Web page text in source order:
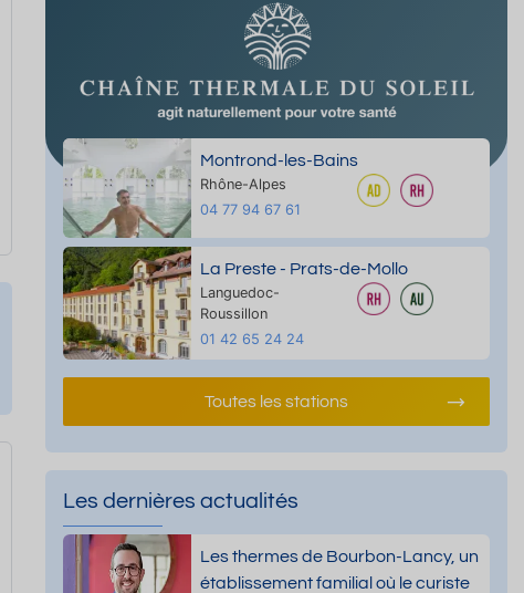
Montrond-les-Bains
Rhône-Alpes
04 77 94 67 61
La Preste - Prats-de-Mollo
Languedoc-
Roussillon
01 42 65 24 24
Toutes les stations
Les dernières actualités
Les thermes de Bourbon-Lancy, un
établissement familial où le curiste